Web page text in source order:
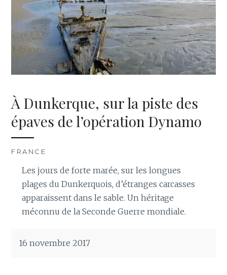
À Dunkerque, sur la piste des
épaves de l’opération Dynamo
FRANCE
Les jours de forte marée, sur les longues
plages du Dunkerquois, d’étranges carcasses
apparaissent dans le sable. Un héritage
méconnu de la Seconde Guerre mondiale.
16 novembre 2017